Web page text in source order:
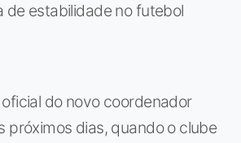
de estabilidade no futebol
do novo coordenador
próximos dias, quando o clube